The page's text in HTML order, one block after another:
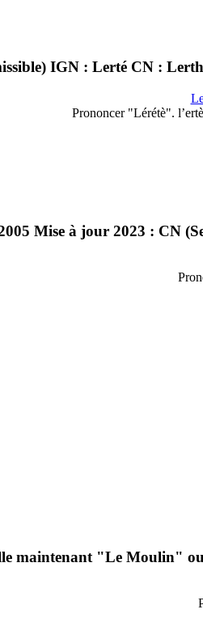
IGN : Lerté CN :
Prononcer "Lérétè".
Mise à jour 2023 : CN
maintenant "Le Moulin"